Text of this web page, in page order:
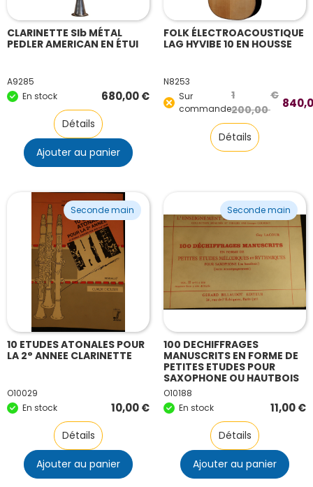
CLARINETTE SIb MÉTAL
PEDLER AMERICAN EN ÉTUI
A9285
En stock
680,00€
Détails
Ajouter au panier
FOLK ÉLECTROACOUSTIQUE
LAG HYVIBE 10 EN HOUSSE
N8253
Sur
commande
1
200,00
€
Le
prix
initial
Le
prix
actuel
Détails
Seconde main
10 ETUDES ATONALES POUR
LA 2° ANNEE CLARINETTE
O10029
En stock
10,00€
Détails
Ajouter au panier
Seconde main
100 DECHIFFRAGES
MANUSCRITS EN FORME DE
PETITES ETUDES POUR
SAXOPHONE OU HAUTBOIS
O10188
En stock
11,00€
Détails
Ajouter au panier